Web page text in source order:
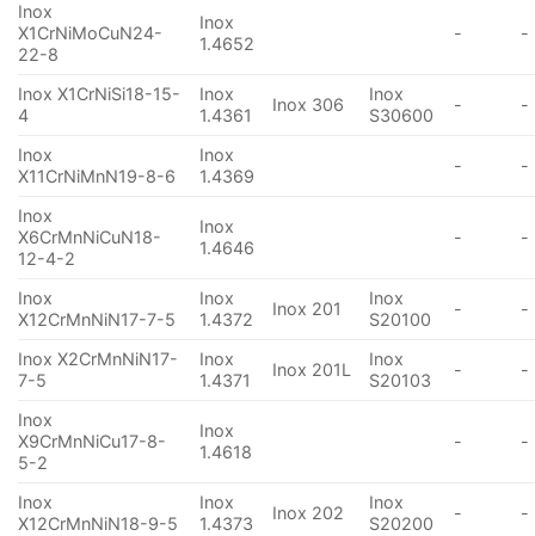
Inox
X1CrNiMoCuN24-
22-8
Inox
1.4652
- -
Inox X1CrNiSi18-15-
4
Inox
1.4361
Inox 306
Inox
S30600
- -
Inox
X11CrNiMnN19-8-6
Inox
1.4369
- -
Inox
X6CrMnNiCuN18-
12-4-2
Inox
1.4646
- -
Inox
X12CrMnNiN17-7-5
Inox
1.4372
Inox 201
Inox
S20100
- -
Inox X2CrMnNiN17-
7-5
Inox
1.4371
Inox 201L
Inox
S20103
- -
Inox
X9CrMnNiCu17-8-
5-2
Inox
1.4618
- -
Inox
X12CrMnNiN18-9-5
Inox
1.4373
Inox 202
Inox
S20200
- -